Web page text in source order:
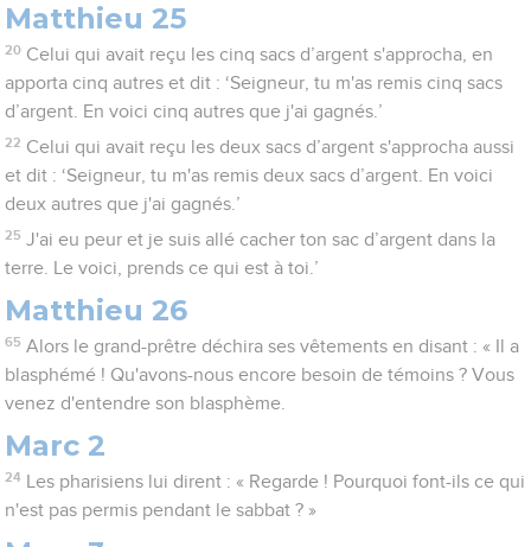
Matthieu 25
20 Celui qui avait reçu les cinq sacs d’argent s'approcha, en
apporta cinq autres et dit : ‘Seigneur, tu m'as remis cinq sacs
d’argent. En voici cinq autres que j'ai gagnés.’
22 Celui qui avait reçu les deux sacs d’argent s'approcha aussi
et dit : ‘Seigneur, tu m'as remis deux sacs d’argent. En voici
deux autres que j'ai gagnés.’
25 J'ai eu peur et je suis allé cacher ton sac d’argent dans la
terre. Le voici, prends ce qui est à toi.’
Matthieu 26
65 Alors le grand-prêtre déchira ses vêtements en disant : « Il a
blasphémé ! Qu'avons-nous encore besoin de témoins ? Vous
venez d'entendre son blasphème.
Marc 2
24
Les pharisiens lui dirent : « Regarde ! Pourquoi font-ils ce qui
n'est pas permis pendant le sabbat ? »